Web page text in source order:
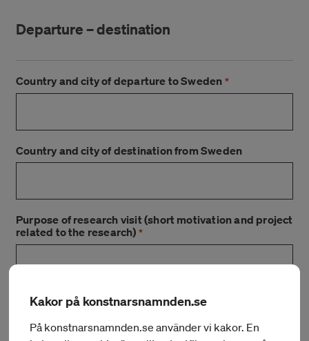
Departure – destination
Country and city of departure to Sweden *
Country and city of destination from Sweden
Purpose of research visit (short motivation and project
related to the research) *
Kakor på konstnarsnamnden.se
På konstnarsnamnden.se använder vi kakor. En